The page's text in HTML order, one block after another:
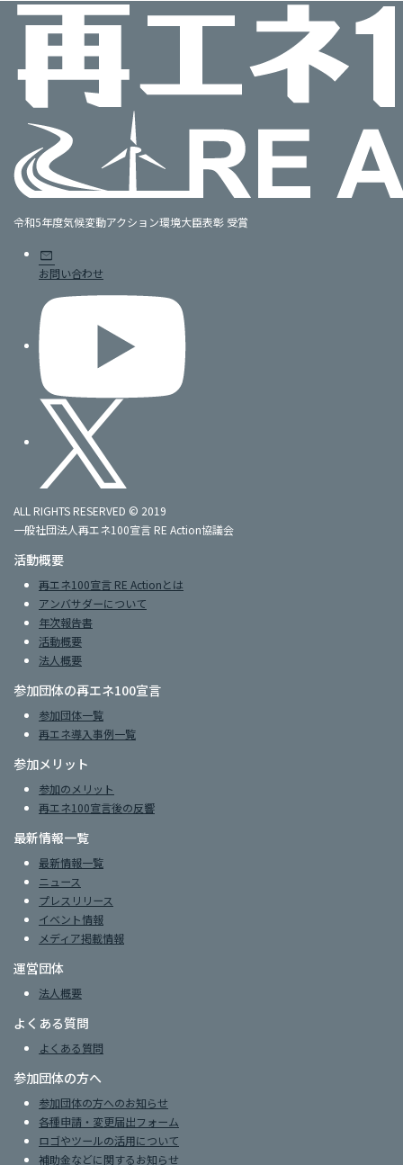
令和5年度気候変動アクション環境大臣表彰 受賞
mail
お問い合わせ
ALL RIGHTS RESERVED © 2019
一般社団法人再エネ100宣言 RE Action協議会
活動概要
再エネ100宣言 RE Actionとは
アンバサダーについて
年次報告書
活動概要
法人概要
参加団体の再エネ100宣言
参加団体一覧
再エネ導入事例一覧
参加メリット
参加のメリット
再エネ100宣言後の反響
最新情報一覧
最新情報一覧
ニュース
プレスリリース
イベント情報
メディア掲載情報
運営団体
法人概要
よくある質問
よくある質問
参加団体の方へ
参加団体の方へのお知らせ
各種申請・変更届出フォーム
ロゴやツールの活用について
補助金などに関するお知らせ